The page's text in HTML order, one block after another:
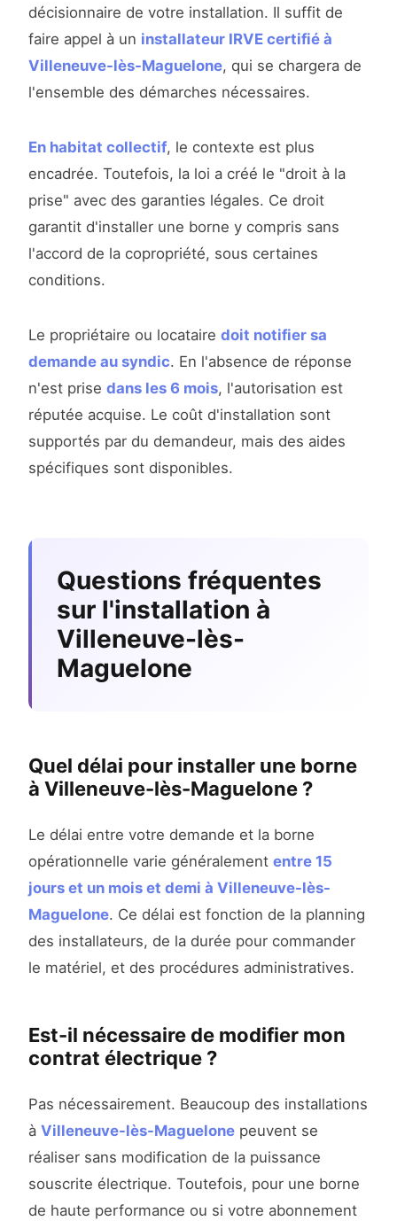
décisionnaire de votre installation. Il suffit de
faire appel à un installateur IRVE certifié à
Villeneuve-lès-Maguelone, qui se chargera de
l'ensemble des démarches nécessaires.
En habitat collectif, le contexte est plus
encadrée. Toutefois, la loi a créé le "droit à la
prise" avec des garanties légales. Ce droit
garantit d'installer une borne y compris sans
l'accord de la copropriété, sous certaines
conditions.
Le propriétaire ou locataire doit notifier sa
demande au syndic. En l'absence de réponse
n'est prise dans les 6 mois, l'autorisation est
réputée acquise. Le coût d'installation sont
supportés par du demandeur, mais des aides
spécifiques sont disponibles.
Questions fréquentes
sur l'installation à
Villeneuve-lès-
Maguelone
Quel délai pour installer une borne
à Villeneuve-lès-Maguelone ?
Le délai entre votre demande et la borne
opérationnelle varie généralement entre 15
jours et un mois et demi à Villeneuve-lès-
Maguelone. Ce délai est fonction de la planning
des installateurs, de la durée pour commander
le matériel, et des procédures administratives.
Est-il nécessaire de modifier mon
contrat électrique ?
Pas nécessairement. Beaucoup des installations
à Villeneuve-lès-Maguelone peuvent se
réaliser sans modification de la puissance
souscrite électrique. Toutefois, pour une borne
de haute performance ou si votre abonnement